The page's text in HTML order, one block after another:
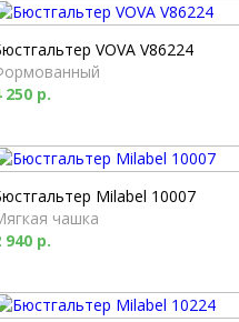
VOVA V86224
250 р.
Milabel 10007
чашка
940 р.